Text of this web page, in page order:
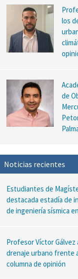
los
de
Noticias recientes
Estudiantes de
destacada estadía de
de ingeniería sísmica
Profesor Víctor Gálvez
drenaje urbano frente
columna de opinión